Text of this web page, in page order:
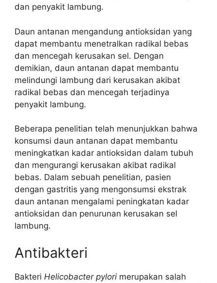
dan penyakit lambung.
Daun antanan mengandung antioksidan yang
dapat membantu menetralkan radikal bebas
dan mencegah kerusakan sel. Dengan
demikian, daun antanan dapat membantu
melindungi lambung dari kerusakan akibat
radikal bebas dan mencegah terjadinya
penyakit lambung.
Beberapa penelitian telah menunjukkan bahwa
konsumsi daun antanan dapat membantu
meningkatkan kadar antioksidan dalam tubuh
dan mengurangi kerusakan akibat radikal
bebas. Dalam sebuah penelitian, pasien
dengan gastritis yang mengonsumsi ekstrak
daun antanan mengalami peningkatan kadar
antioksidan dan penurunan kerusakan sel
lambung.
Antibakteri
Bakteri Helicobacter pylori merupakan salah